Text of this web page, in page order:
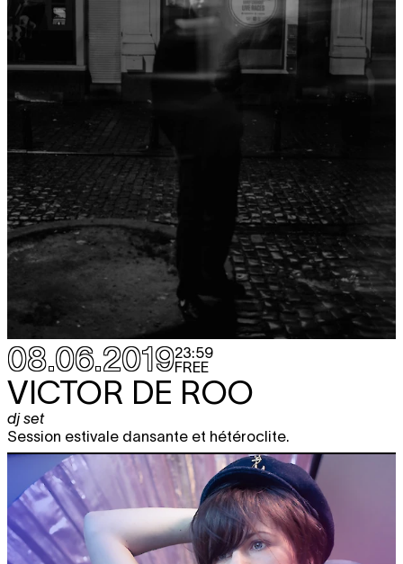
08.06.201923:59
FREE
VICTOR DE ROO
dj set
Session estivale dansante et hétéroclite.